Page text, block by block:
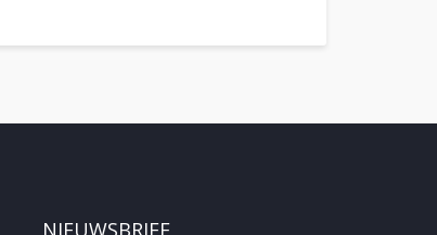
NIEUWSBRIEF